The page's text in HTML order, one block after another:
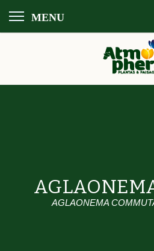
AGLAONEMA
MENU